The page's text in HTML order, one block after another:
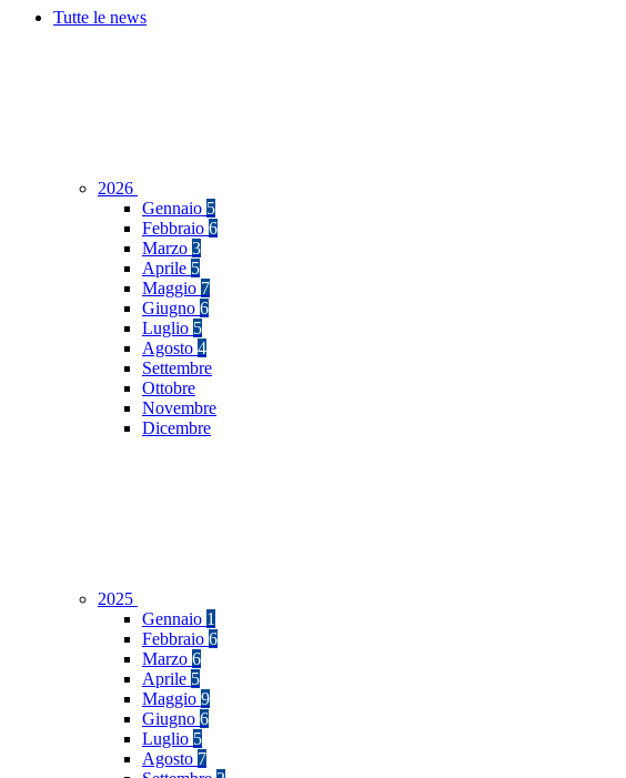
Tutte le news
2026
Gennaio 5
Febbraio 6
Marzo 3
Aprile 5
Maggio 7
Giugno 6
Luglio 5
Agosto 4
Settembre
Ottobre
Novembre
Dicembre
2025
Gennaio 1
Febbraio 6
Marzo 6
Aprile 5
Maggio 9
Giugno 6
Luglio 5
Agosto 7